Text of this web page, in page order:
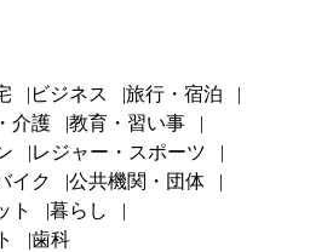
ビジネス
旅行・宿泊
介護
教育・習い事
レジャー・スポーツ
イク
公共機関・団体
ト
暮らし
歯科